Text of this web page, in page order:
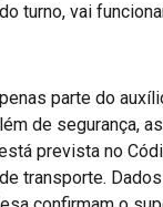
turno, vai
parte do
de segurança,
prevista no
transporte.